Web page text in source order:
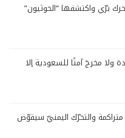
برّي واكتشفها “الحوثيون”
ولا مخرجَ آمنًا للسعودية إلا
والتحرّك اليمنيّ سيقوّض